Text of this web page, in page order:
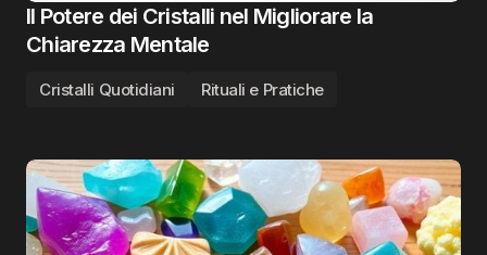
Il Potere dei Cristalli nel Migliorare la
Chiarezza Mentale
Cristalli Quotidiani Rituali e Pratiche